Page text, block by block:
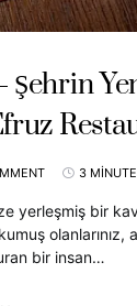
Şehrin
3
yerleşmiş bir
olanlarınız,
bir insan…